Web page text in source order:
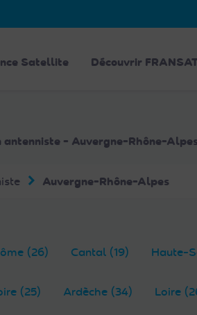
Satellite Découvrir
antenniste - Auvergne-Rhône-Alpes
Auvergne-Rhône-Alpes
(26) Cantal (19) Haute-
(25) Ardèche (34) Loire